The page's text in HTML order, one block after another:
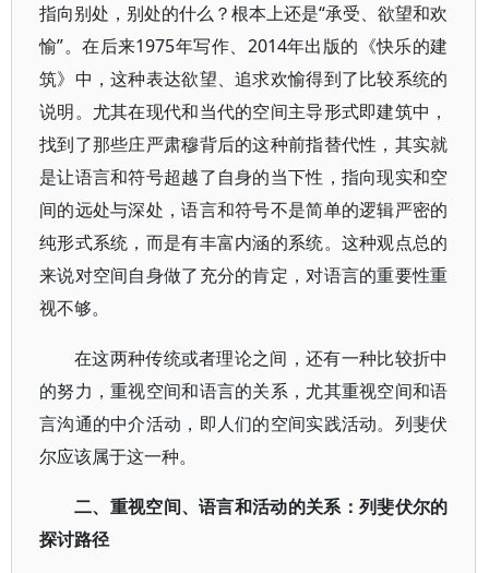
指向别处，别处的什么？根本上还是“承受、欲望和欢
愉”。在后来1975年写作、2014年出版的《快乐的建
筑》中，这种表达欲望、追求欢愉得到了比较系统的
说明。尤其在现代和当代的空间主导形式即建筑中，
找到了那些庄严肃穆背后的这种前指替代性，其实就
是让语言和符号超越了自身的当下性，指向现实和空
间的远处与深处，语言和符号不是简单的逻辑严密的
纯形式系统，而是有丰富内涵的系统。这种观点总的
来说对空间自身做了充分的肯定，对语言的重要性重
视不够。
在这两种传统或者理论之间，还有一种比较折中
的努力，重视空间和语言的关系，尤其重视空间和语
言沟通的中介活动，即人们的空间实践活动。列斐伏
尔应该属于这一种。
二、重视空间、语言和活动的关系：列斐伏尔的
探讨路径